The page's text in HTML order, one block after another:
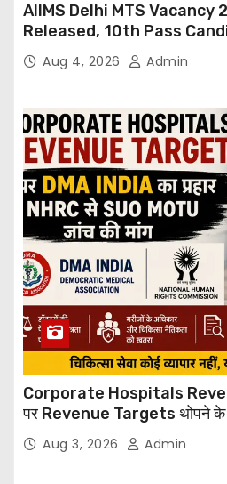
AIIMS Delhi MTS
Released, 10th Pass
Through Email
Aug 4, 2026 Admin
Corporate Hospitals
पर Revenue Targets थोपने के
बड़ा कदम, NHRC से Suo Motu
Aug 3, 2026 Admin